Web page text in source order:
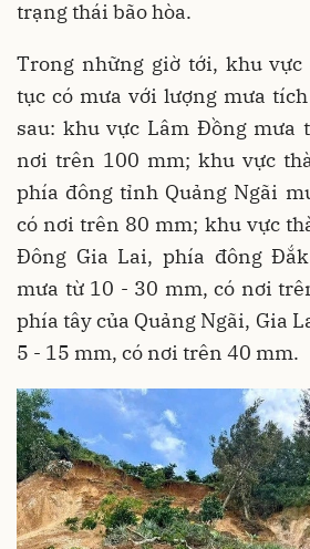
trạng thái bão hòa.
Trong những giờ tới, khu
tục có mưa với lượng mưa
sau: khu vực Lâm Đồng mưa
nơi trên 100 mm; khu vực
phía đông tỉnh Quảng Ngãi
có nơi trên 80 mm; khu vực
Đông Gia Lai, phía đông
mưa từ 10 - 30 mm, có nơi
phía tây của Quảng Ngãi, Gia
5 - 15 mm, có nơi trên 40 mm.